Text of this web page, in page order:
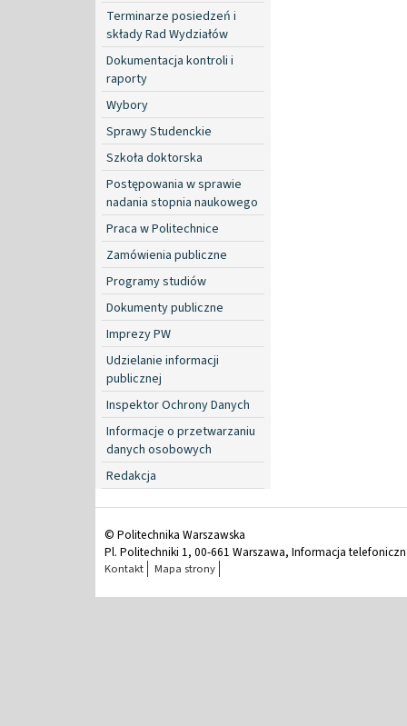
Terminarze posiedzeń i
składy Rad Wydziałów
Dokumentacja kontroli i
raporty
Wybory
Sprawy Studenckie
Szkoła doktorska
Postępowania w sprawie
nadania stopnia naukowego
Praca w Politechnice
Zamówienia publiczne
Programy studiów
Dokumenty publiczne
Imprezy PW
Udzielanie informacji
publicznej
Inspektor Ochrony Danych
Informacje o przetwarzaniu
danych osobowych
Redakcja
© Politechnika Warszawska
Pl. Politechniki 1, 00-661 Warszawa, Informacja
Kontakt Mapa strony